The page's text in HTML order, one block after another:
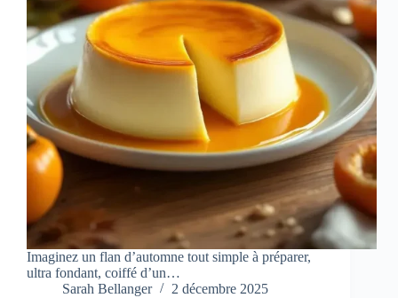
Imaginez un flan d’automne tout simple à préparer,
ultra fondant, coiffé d’un…
Sarah Bellanger
2 décembre 2025